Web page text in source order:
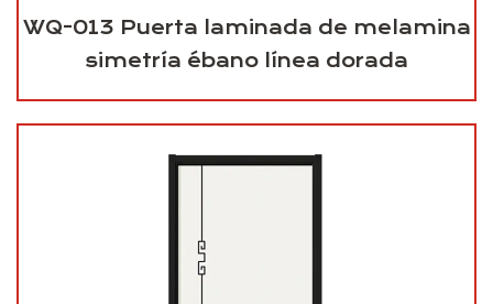
WQ-013 Puerta laminada de melamina
simetría ébano línea dorada